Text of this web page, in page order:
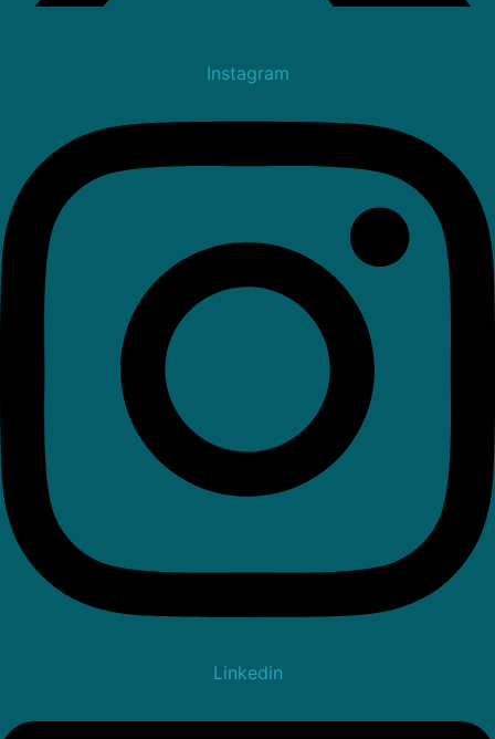
Instagram
Linkedin